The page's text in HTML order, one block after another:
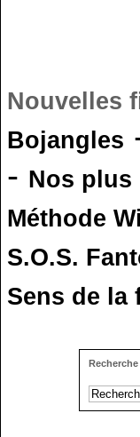
Nouvelles
Bojangles
- Nos plus
Méthode
S.O.S.
Sens de la
Recherche